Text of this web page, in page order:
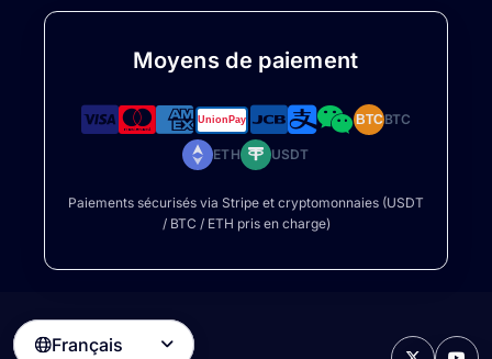
Moyens de paiement
BTCBTC
ETH USDT
Paiements sécurisés via Stripe et cryptomonnaies (USDT
/ BTC / ETH pris en charge)
Français 